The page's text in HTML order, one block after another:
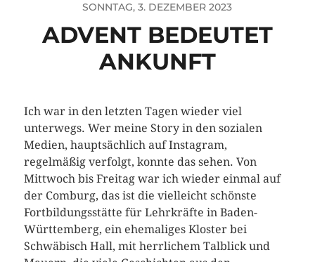
SONNTAG, 3. DEZEMBER 2023
ADVENT BEDEUTET
ANKUNFT
Ich war in den letzten Tagen wieder viel
unterwegs. Wer meine Story in den sozialen
Medien, hauptsächlich auf Instagram,
regelmäßig verfolgt, konnte das sehen. Von
Mittwoch bis Freitag war ich wieder einmal auf
der Comburg, das ist die vielleicht schönste
Fortbildungsstätte für Lehrkräfte in Baden-
Württemberg, ein ehemaliges Kloster bei
Schwäbisch Hall, mit herrlichem Talblick und